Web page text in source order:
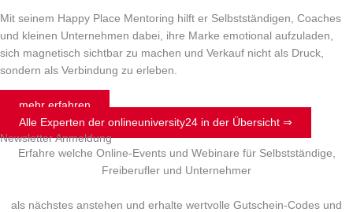
Mit seinem Happy Place Mentoring hilft er Selbstständigen, Coaches
und kleinen Unternehmen dabei, ihre Marke emotional aufzuladen,
sich magnetisch sichtbar zu machen und Verkauf nicht als Druck,
sondern als Verbindung zu erleben.
mehr erfahren
Alle Experten der onlineuniversity24 in der Übersicht ⇒
Newsletter Anmeldung
Erfahre welche Online-Events und Webinare für Selbstständige,
Freiberufler und Unternehmer
als nächstes anstehen und erhalte wertvolle Gutschein-Codes und